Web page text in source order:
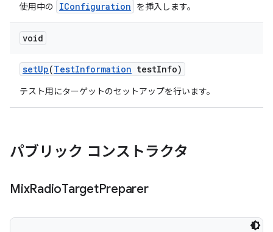
使用中の IConfiguration を挿入します。
void
setUp(TestInformation testInfo)
テスト用にターゲットのセットアップを行います。
パブリック コンストラクタ
MixRadioTargetPreparer